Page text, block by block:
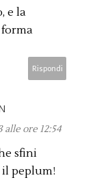
e la
Rispondi
alle ore 12:54
sfini
peplum!